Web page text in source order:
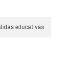
educativas